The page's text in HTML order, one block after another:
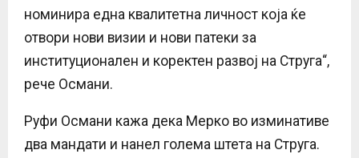
номинира една квалитетна личност која ќе
отвори нови визии и нови патеки за
институционален и коректен развој на Струга“,
рече Османи.
Руфи Османи кажа дека Мерко во изминативе
два мандати и нанел голема штета на Струга.